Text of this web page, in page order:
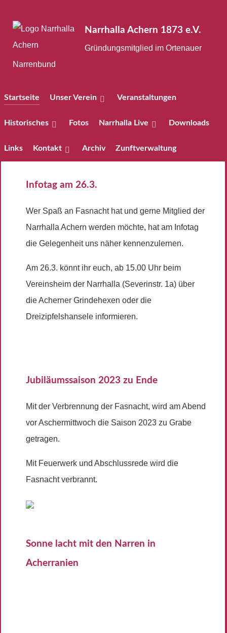
Narrhalla Achern 1873 e.V.
Gründungsmitglied im Ortenauer
Narrenbund
Startseite Unser Verein Veranstaltungen
Historisches Fotos Narrhalla Live Downloads
Links Kontakt Archiv Zunftverwaltung
Infotag am 26.3.
Wer Spaß an Fasnacht hat und gerne Mitglied der
Narrhalla Achern werden möchte, hat am Infotag
die Gelegenheit uns näher kennenzulernen.
Am 26.3. könnt ihr euch, ab 15.00 Uhr beim
Vereinsheim der Narrhalla (Severinstr. 1a) über
die Acherner Grindehexen oder die
Dreizipfelshansele informieren.
Jubiläumssaison 2023 zu Ende
Mit der Verbrennung der Fasnacht, wird am Abend
vor Aschermittwoch die Saison 2023 zu Grabe
getragen.
Mit Feuerwerk und Abschlussrede wird die
Fasnacht verbrannt.
Sonne lacht mit den Narren in
Acherranien